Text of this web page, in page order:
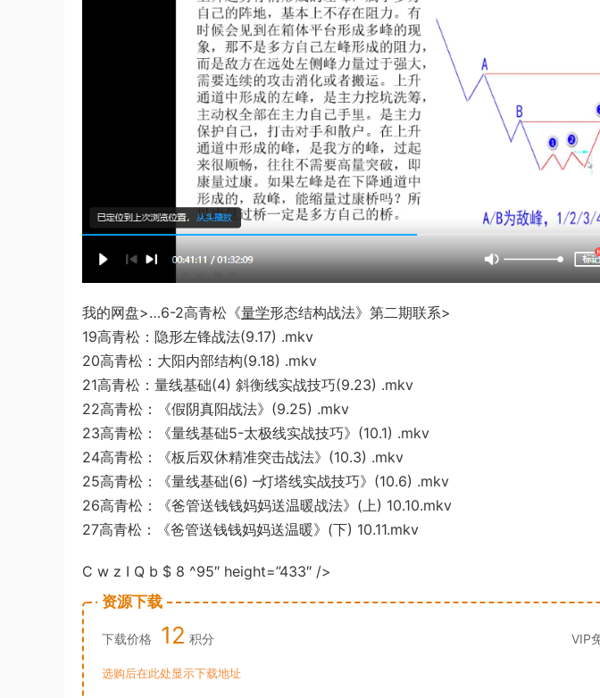
我的网盘>…6-2高青松《量学形态结构战法》第二期联系>
19高青松：隐形左锋战法(9.17) .mkv
20高青松：大阳内部结构(9.18) .mkv
21高青松：量线基础(4) 斜衡线实战技巧(9.23) .mkv
22高青松 ：《假阴真阳战法》(9.25) .mkv
23高青松：《量线基础5-太极线实战技巧》(10.1) .mkv
24高青松：《板后双休精准突击战法》(10.3) .mkv
25高青松：《量线基础(6) –灯塔线实战技巧》(10.6) .mkv
26高青松 ：《爸管送钱钱妈妈送温暖战法》(上) 10.10.mkv
27高青松：《爸管送钱钱妈妈送温暖》 (下) 10.11.mkv
C w z I Q b $ 8 ^95″ height=”433″ />
资源下载
下载价格 12 积分 VIP
选购后在此处显示下载地址